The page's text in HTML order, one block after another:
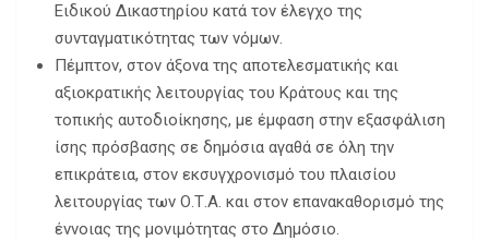
Ειδικού Δικαστηρίου κατά τον έλεγχο της
συνταγματικότητας των νόμων.
Πέμπτον, στον άξονα της αποτελεσματικής και
αξιοκρατικής λειτουργίας του Κράτους και της
τοπικής αυτοδιοίκησης, με έμφαση στην εξασφάλιση
ίσης πρόσβασης σε δημόσια αγαθά σε όλη την
επικράτεια, στον εκσυγχρονισμό του πλαισίου
λειτουργίας των Ο.Τ.Α. και στον επανακαθορισμό της
έννοιας της μονιμότητας στο Δημόσιο.